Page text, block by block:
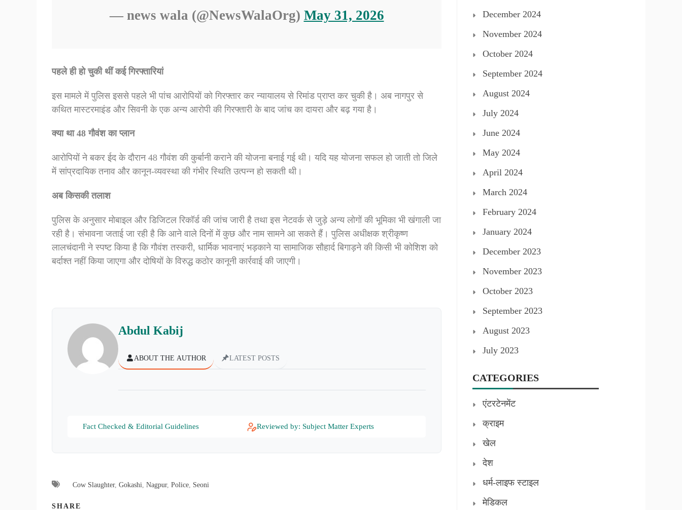
— news wala (@NewsWalaOrg) May 31, 2026
पहले ही हो चुकी थीं कई गिरफ्तारियां
इस मामले में पुलिस इससे पहले भी पांच आरोपियों को गिरफ्तार कर न्यायालय से रिमांड प्राप्त कर चुकी है। अब नागपुर से
कथित मास्टरमाइंड और सिवनी के एक अन्य आरोपी की गिरफ्तारी के बाद जांच का दायरा और बढ़ गया है।
क्या था 48 गौवंश का प्लान
आरोपियों ने बकर ईद के दौरान 48 गौवंश की कुर्बानी कराने की योजना बनाई गई थी। यदि यह योजना सफल हो जाती तो जिले
में सांप्रदायिक तनाव और कानून-व्यवस्था की गंभीर स्थिति उत्पन्न हो सकती थी।
अब किसकी तलाश
पुलिस के अनुसार मोबाइल और डिजिटल रिकॉर्ड की जांच जारी है तथा इस नेटवर्क से जुड़े अन्य लोगों की भूमिका भी खंगाली जा
रही है। संभावना जताई जा रही है कि आने वाले दिनों में कुछ और नाम सामने आ सकते हैं। पुलिस अधीक्षक श्रीकृष्ण
लालचंदानी ने स्पष्ट किया है कि गौवंश तस्करी, धार्मिक भावनाएं भड़काने या सामाजिक सौहार्द बिगाड़ने की किसी भी कोशिश को
बर्दाश्त नहीं किया जाएगा और दोषियों के विरुद्ध कठोर कानूनी कार्रवाई की जाएगी।
Abdul Kabij
ABOUT THE AUTHOR LATEST POSTS
Fact Checked & Editorial Guidelines Reviewed by: Subject Matter Experts
Cow Slaughter, Gokashi, Nagpur, Police, Seoni
SHARE
December 2024
November 2024
October 2024
September 2024
August 2024
July 2024
June 2024
May 2024
April 2024
March 2024
February 2024
January 2024
December 2023
November 2023
October 2023
September 2023
August 2023
July 2023
CATEGORIES
एंटरटेनमेंट
क्राइम
खेल
देश
धर्म-लाइफ स्टाइल
मेडिकल